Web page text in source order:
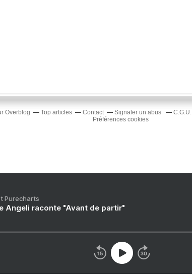
Overblog Top articles Contact Signaler un abus C.G.U.
Préférences cookies
Purecharts
Angeli raconte "Avant de partir"